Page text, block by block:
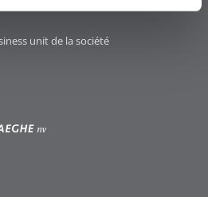
unit de la société